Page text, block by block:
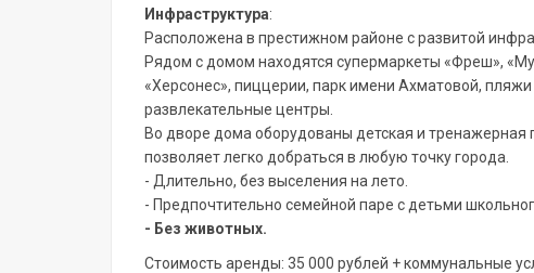
Инфраструктура:
Расположена в престижном районе с развитой
Рядом с домом находятся супермаркеты «Фреш»,
«Херсонес», пиццерии, парк имени Ахматовой,
развлекательные центры.
Во дворе дома оборудованы детская и тренажерная
позволяет легко добраться в любую точку города.
- Длительно, без выселения на лето.
- Предпочтительно семейной паре с детьми
- Без животных.
Стоимость аренды: 35 000 рублей + коммунальные